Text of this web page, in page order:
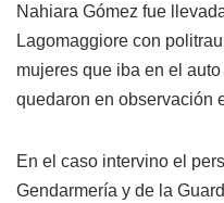
Nahiara Gómez fue
Lagomaggiore con
mujeres que iba en el
quedaron en observación
En el caso intervino el
Gendarmería y de la